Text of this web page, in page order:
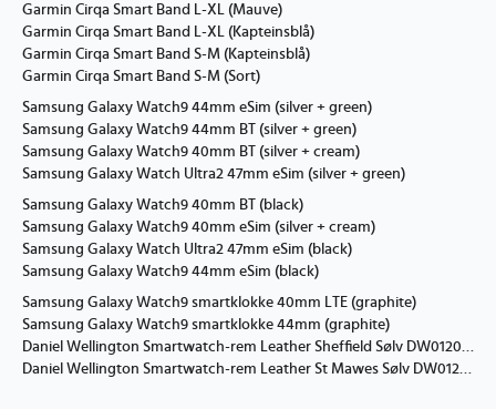
Garmin Cirqa Smart Band L-XL (Mauve)
Garmin Cirqa Smart Band L-XL (Kapteinsblå)
Garmin Cirqa Smart Band S-M (Kapteinsblå)
Garmin Cirqa Smart Band S-M (Sort)
Samsung Galaxy Watch9 44mm eSim (silver + green)
Samsung Galaxy Watch9 44mm BT (silver + green)
Samsung Galaxy Watch9 40mm BT (silver + cream)
Samsung Galaxy Watch Ultra2 47mm eSim (silver + green)
Samsung Galaxy Watch9 40mm BT (black)
Samsung Galaxy Watch9 40mm eSim (silver + cream)
Samsung Galaxy Watch Ultra2 47mm eSim (black)
Samsung Galaxy Watch9 44mm eSim (black)
Samsung Galaxy Watch9 smartklokke 40mm LTE (graphite)
Samsung Galaxy Watch9 smartklokke 44mm (graphite)
Daniel Wellington Smartwatch-rem Leather Sheffield Sølv DW01200026
Daniel Wellington Smartwatch-rem Leather St Mawes Sølv DW01200025